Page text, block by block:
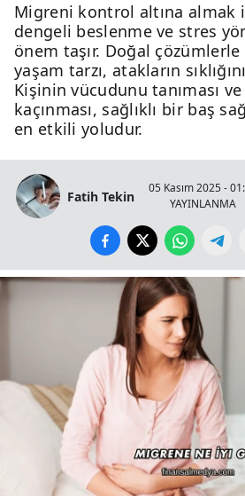
Migreni kontrol altına almak
dengeli beslenme ve stres
önem taşır. Doğal
yaşam tarzı, atakların
Kişinin vücudunu tanıması
kaçınması, sağlıklı bir baş
en etkili yoludur.
Fatih Tekin
05 Kasım 2025 -
YAYINLANMA